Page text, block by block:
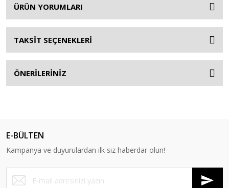
ÜRÜN YORUMLARI
TAKSİT SEÇENEKLERİ
ÖNERİLERİNİZ
E-BÜLTEN
Kampanya ve duyurulardan ilk siz haberdar olun!